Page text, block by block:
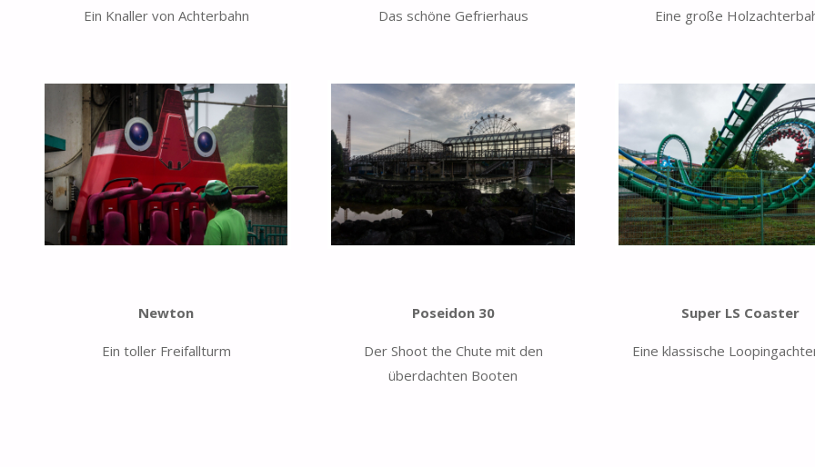
Ein Knaller von Achterbahn Das schöne Gefrierhaus Eine große
Newton
Ein toller Freifallturm
Poseidon 30
Der Shoot the Chute mit den
überdachten Booten
Super LS Coaster
Eine klassische